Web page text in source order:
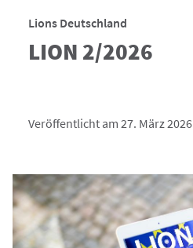
Lions Deutschland
LION 2/2026
Veröffentlicht am 27. März 2026